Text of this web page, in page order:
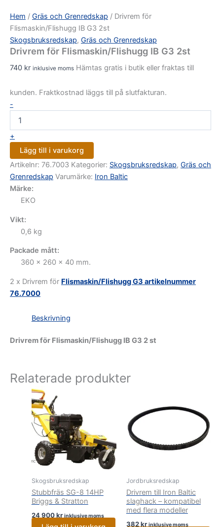
Hem / Gräs och Grenredskap / Drivrem för
Flismaskin/Flishugg IB G3 2st
Skogsbruksredskap, Gräs och Grenredskap
Drivrem för Flismaskin/Flishugg IB G3 2st
740 kr inklusive moms Hämtas gratis i butik eller fraktas till
kunden. Fraktkostnad läggs till på slutfakturan.
-
+
Lägg till i varukorg
Artikelnr: 76.7003 Kategorier: Skogsbruksredskap, Gräs och
Grenredskap Varumärke: Iron Baltic
Märke:
EKO
Vikt:
0,6 kg
Packade mått:
360 x 260 x 40 mm.
2 x Drivrem för Flismaskin/Flishugg G3 artikelnummer
76.7000
Beskrivning
Drivrem för Flismaskin/Flishugg IB G3 2 st
Relaterade produkter
Skogsbruksredskap
Stubbfräs SG-8 14HP
Briggs & Stratton
24 900kr inklusive moms
Jordbruksredskap
Drivrem till Iron Baltic
slaghack – kompatibel
med flera modeller
382kr inklusive moms